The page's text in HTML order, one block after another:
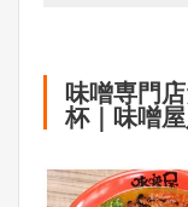
味噌専門
杯｜味噌